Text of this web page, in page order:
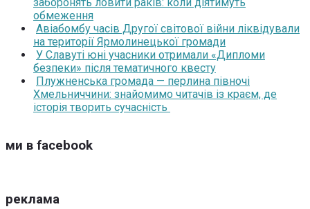
заборонять ловити раків: коли діятимуть
обмеження
Авіабомбу часів Другої світової війни ліквідували
на території Ярмолинецької громади
У Славуті юні учасники отримали «Дипломи
безпеки» після тематичного квесту
Плужненська громада — перлина півночі
Хмельниччини: знайомимо читачів із краєм, де
історія творить сучасність
ми в facebook
реклама